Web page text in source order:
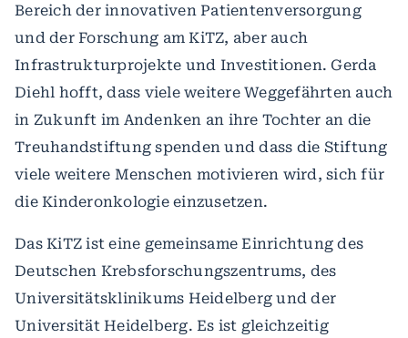
Bereich der innovativen Patientenversorgung
und der Forschung am KiTZ, aber auch
Infrastrukturprojekte und Investitionen. Gerda
Diehl hofft, dass viele weitere Weggefährten auch
in Zukunft im Andenken an ihre Tochter an die
Treuhandstiftung spenden und dass die Stiftung
viele weitere Menschen motivieren wird, sich für
die Kinderonkologie einzusetzen.
Das KiTZ ist eine gemeinsame Einrichtung des
Deutschen Krebsforschungszentrums, des
Universitätsklinikums Heidelberg und der
Universität Heidelberg. Es ist gleichzeitig